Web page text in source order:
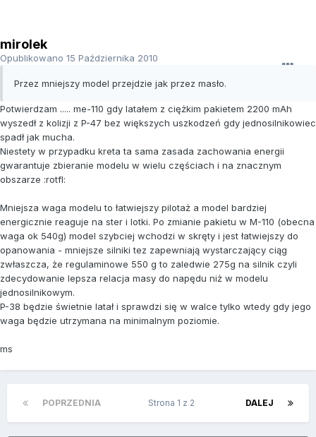
mirolek
Opublikowano 15 Października 2010
Przez mniejszy model przejdzie jak przez masło.
Potwierdzam ..... me-110 gdy latałem z ciężkim pakietem 2200 mAh
wyszedł z kolizji z P-47 bez większych uszkodzeń gdy jednosilnikowiec
spadł jak mucha.
Niestety w przypadku kreta ta sama zasada zachowania energii
gwarantuje zbieranie modelu w wielu częściach i na znacznym
obszarze :rotfl:
Mniejsza waga modelu to łatwiejszy pilotaż a model bardziej
energicznie reaguje na ster i lotki. Po zmianie pakietu w M-110 (obecna
waga ok 540g) model szybciej wchodzi w skręty i jest łatwiejszy do
opanowania - mniejsze silniki tez zapewniają wystarczający ciąg
zwłaszcza, że regulaminowe 550 g to zaledwie 275g na silnik czyli
zdecydowanie lepsza relacja masy do napędu niż w modelu
jednosilnikowym.
P-38 będzie świetnie latał i sprawdzi się w walce tylko wtedy gdy jego
waga będzie utrzymana na minimalnym poziomie.
ms
POPRZEDNIA DALEJ
Strona 1 z 2